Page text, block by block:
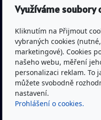
Bankovní spojení:
(pobočka Trutnov)
Č.ú.: 1300332319/0800
Youtube kanál Rytíři
Využíváme soubory
Kliknutím na Přijmout
vybraných cookies
marketingové). Cookies
našeho webu, měření
personalizaci reklam. To
můžete svobodně
nastavení.
Prohlášení o cookies.